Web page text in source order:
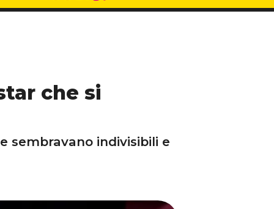
che si
sembravano indivisibili e